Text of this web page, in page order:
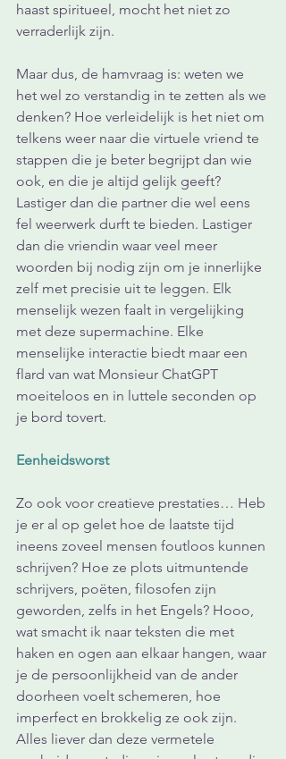
haast spiritueel, mocht het niet zo
verraderlijk zijn.
Maar dus, de hamvraag is: weten we
het wel zo verstandig in te zetten als we
denken? Hoe verleidelijk is het niet om
telkens weer naar die virtuele vriend te
stappen die je beter begrijpt dan wie
ook, en die je altijd gelijk geeft?
Lastiger dan die partner die wel eens
fel weerwerk durft te bieden. Lastiger
dan die vriendin waar veel meer
woorden bij nodig zijn om je innerlijke
zelf met precisie uit te leggen. Elk
menselijk wezen faalt in vergelijking
met deze supermachine. Elke
menselijke interactie biedt maar een
flard van wat Monsieur ChatGPT
moeiteloos en in luttele seconden op
je bord tovert.
Eenheidsworst
Zo ook voor creatieve prestaties… Heb
je er al op gelet hoe de laatste tijd
ineens zoveel mensen foutloos kunnen
schrijven? Hoe ze plots uitmuntende
schrijvers, poëten, filosofen zijn
geworden, zelfs in het Engels? Hooo,
wat smacht ik naar teksten die met
haken en ogen aan elkaar hangen, waar
je de persoonlijkheid van de ander
doorheen voelt schemeren, hoe
imperfect en brokkelig ze ook zijn.
Alles liever dan deze vermetele